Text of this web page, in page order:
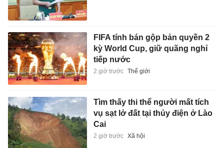
FIFA tính bán gộp bản quyền 2
kỳ World Cup, giữ quãng nghỉ
tiếp nước
2 giờ trước Thế giới
Tìm thấy thi thể người mất tích
vụ sạt lở đất tại thủy điện ở Lào
Cai
2 giờ trước Xã hội